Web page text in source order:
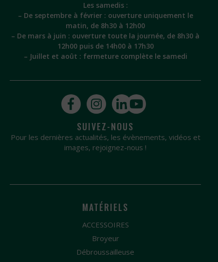
Les samedis :
– De septembre à février : ouverture uniquement le
matin, de 8h30 à 12h00
– De mars à juin : ouverture toute la journée, de 8h30 à
12h00 puis de 14h00 à 17h30
– Juillet et août : fermeture complète le samedi
SUIVEZ-NOUS
Pour les dernières actualités, les évènements, vidéos et
images, rejoignez-nous !
MATÉRIELS
ACCESSOIRES
Broyeur
Débroussailleuse